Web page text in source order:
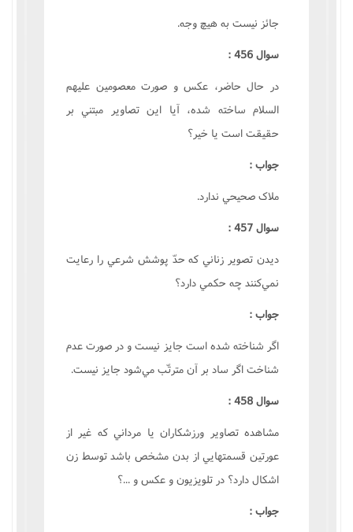
جائز نيست به هيچ وجه.
سوال 456 :
در حال حاضر، عکس و صورت معصومين عليهم
السلام ساخته شده، آيا اين تصاوير مبتني بر
حقيقت است يا خير؟
جواب :
ملاک صحيحي ندارد.
سوال 457 :
ديدن تصوير زناني که حدّ پوشش شرعي را رعايت
نمي‌کنند چه حکمي دارد؟
جواب :
اگر شناخته شده است جايز نيست و در صورت عدم
شناخت اگر ساد بر آن مترتّب مي‌شود جايز نيست.
سوال 458 :
مشاهده تصاوير ورزشکاران يا مرداني که غير از
عورتين قسمتهايي از بدن مشخص باشد توسط زن
اشکال دارد؟ در تلويزيون و عکس و ...؟
جواب :